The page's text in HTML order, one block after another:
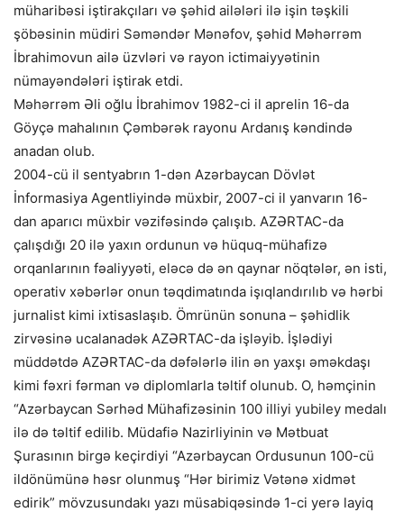
müharibəsi iştirakçıları və şəhid ailələri ilə işin təşkili
şöbəsinin müdiri Səməndər Mənəfov, şəhid Məhərrəm
İbrahimovun ailə üzvləri və rayon ictimaiyyətinin
nümayəndələri iştirak etdi.
Məhərrəm Əli oğlu İbrahimov 1982-ci il aprelin 16-da
Göyçə mahalının Çəmbərək rayonu Ardanış kəndində
anadan olub.
2004-cü il sentyabrın 1-dən Azərbaycan Dövlət
İnformasiya Agentliyində müxbir, 2007-ci il yanvarın 16-
dan aparıcı müxbir vəzifəsində çalışıb. AZƏRTAC-da
çalışdığı 20 ilə yaxın ordunun və hüquq-mühafizə
orqanlarının fəaliyyəti, eləcə də ən qaynar nöqtələr, ən isti,
operativ xəbərlər onun təqdimatında işıqlandırılıb və hərbi
jurnalist kimi ixtisaslaşıb. Ömrünün sonuna – şəhidlik
zirvəsinə ucalanadək AZƏRTAC-da işləyib. İşlədiyi
müddətdə AZƏRTAC-da dəfələrlə ilin ən yaxşı əməkdaşı
kimi fəxri fərman və diplomlarla təltif olunub. O, həmçinin
“Azərbaycan Sərhəd Mühafizəsinin 100 illiyi yubiley medalı
ilə də təltif edilib. Müdafiə Nazirliyinin və Mətbuat
Şurasının birgə keçirdiyi “Azərbaycan Ordusunun 100-cü
ildönümünə həsr olunmuş “Hər birimiz Vətənə xidmət
edirik” mövzusundakı yazı müsabiqəsində 1-ci yerə layiq